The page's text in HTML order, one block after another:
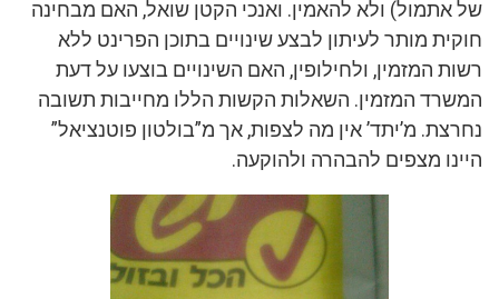
של אתמול) ולא להאמין. ואנכי הקטן שואל, האם מבחינה
חוקית מותר לעיתון לבצע שינויים בתוכן הפרינט ללא
רשות המזמין, ולחילופין, האם השינויים בוצעו על דעת
המשרד המזמין. השאלות הקשות הללו מחייבות תשובה
נחרצת. מ’יתד’ אין מה לצפות, אך מ”בולטון פוטנציאל”
היינו מצפים להבהרה ולהוקעה.